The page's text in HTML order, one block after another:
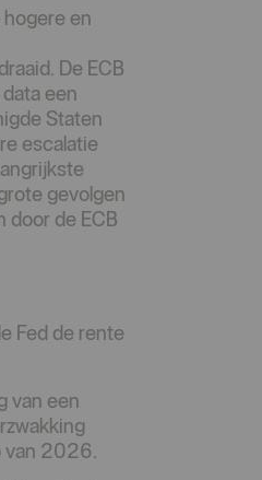
en
De ECB
een
Staten
escalatie
gevolgen
de ECB
Fed de rente
van een
van 2026.